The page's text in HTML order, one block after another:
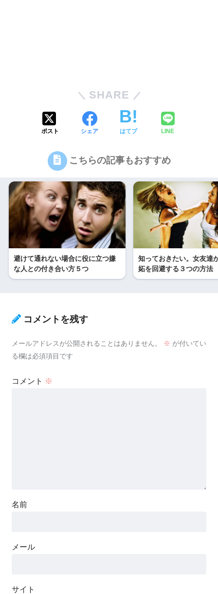
SHARE
ポスト シェア はてブ LINE
こちらの記事もおすすめ
避けて通れない場合に役に立つ嫌
な人との付き合い方５つ
知っておきたい。女友達
妬を回避する３つの方法
コメントを残す
メールアドレスが公開されることはありません。 ※ が付いてい
る欄は必須項目です
コメント ※
名前
メール
サイト